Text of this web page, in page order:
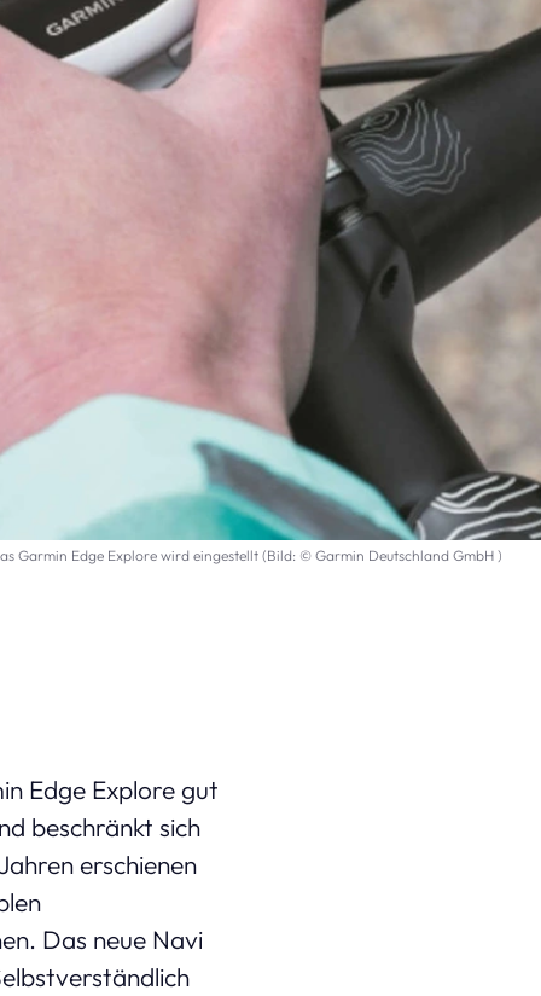
Garmin Edge Explore wird eingestellt (Bild: © Garmin Deutschland GmbH )
Edge Explore gut
beschränkt sich
erschienen
Das neue Navi